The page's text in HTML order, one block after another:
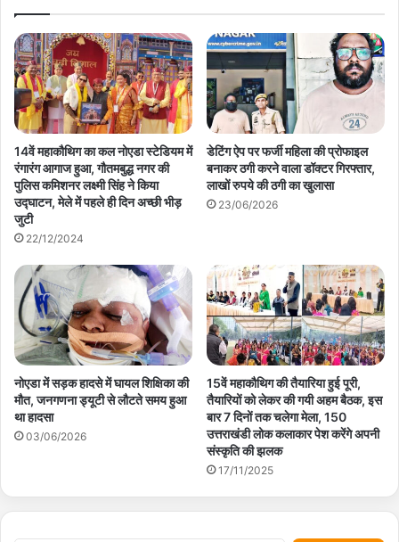
14वें महाकौथिग का कल नोएडा स्टेडियम में
रंगारंग आगाज हुआ, गौतमबुद्ध नगर की
पुलिस कमिशनर लक्ष्मी सिंह ने किया
उद्घाटन, मेले में पहले ही दिन अच्छी भीड़
जुटी
22/12/2024
डेटिंग ऐप पर फर्जी महिला की प्रोफाइल
बनाकर ठगी करने वाला डॉक्टर गिरफ्तार,
लाखों रुपये की ठगी का खुलासा
23/06/2026
नोएडा में सड़क हादसे में घायल शिक्षिका की
मौत, जनगणना ड्यूटी से लौटते समय हुआ
था हादसा
03/06/2026
15वें महाकौथिग की तैयारिया हुई पूरी,
तैयारियों को लेकर की गयी अहम बैठक, इस
बार 7 दिनों तक चलेगा मेला, 150
उत्तराखंडी लोक कलाकार पेश करेंगे अपनी
संस्कृति की झलक
17/11/2025